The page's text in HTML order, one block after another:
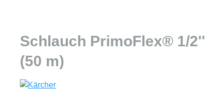
Schlauch PrimoFlex® 1/2''
(50 m)